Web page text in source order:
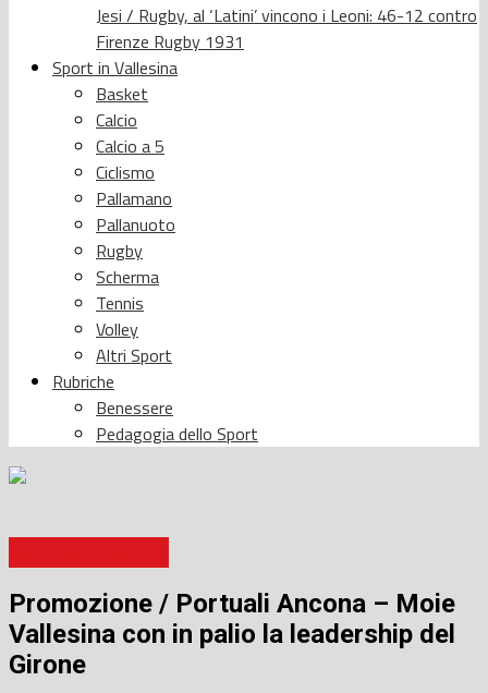
Jesi / Rugby, al ‘Latini’ vincono i Leoni: 46-12 contro
Firenze Rugby 1931
Sport in Vallesina
Basket
Calcio
Calcio a 5
Ciclismo
Pallamano
Pallanuoto
Rugby
Scherma
Tennis
Volley
Altri Sport
Rubriche
Benessere
Pedagogia dello Sport
Promozione / Portuali Ancona – Moie
Vallesina con in palio la leadership del
Girone